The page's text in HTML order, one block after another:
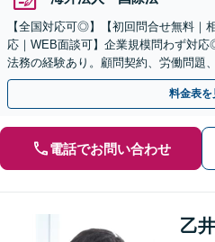
【全国対応可◎】【初回問合せ無料｜
応｜WEB面談可】企業規模問わず対
法務の経験あり。顧問契約、労働問題
契約書のリーガルチェック等、サポー
料金表を
電話でお問い合わせ
乙